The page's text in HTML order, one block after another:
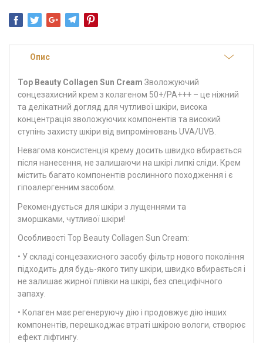
Опис
Top Beauty Collagen Sun Cream Зволожуючий
сонцезахисний крем з колагеном 50+/PA+++ – це ніжний
та делікатний догляд для чутливої шкіри, висока
концентрація зволожуючих компонентів та високий
ступінь захисту шкіри від випромінювань UVA/UVB.
Невагома консистенція крему досить швидко вбирається
після нанесення, не залишаючи на шкірі липкі сліди. Крем
містить багато компонентів рослинного походження і є
гіпоалергенним засобом.
Рекомендується для шкіри з лущеннями та
зморшками, чутливої шкіри!
Особливості Top Beauty Collagen Sun Cream:
• У складі сонцезахисного засобу фільтр нового покоління
підходить для будь-якого типу шкіри, швидко вбирається і
не залишає жирної плівки на шкірі, без специфічного
запаху.
• Колаген має регенеруючу дію і продовжує дію інших
компонентів, перешкоджає втраті шкірою вологи, створює
ефект ліфтингу.